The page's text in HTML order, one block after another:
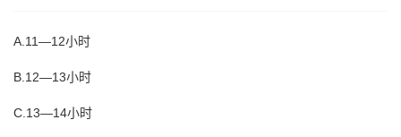
A.11—12小时
B.12—13小时
C.13—14小时